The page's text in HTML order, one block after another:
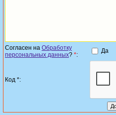
Согласен на Обработку
персональных данных? *:
Да
Код *: